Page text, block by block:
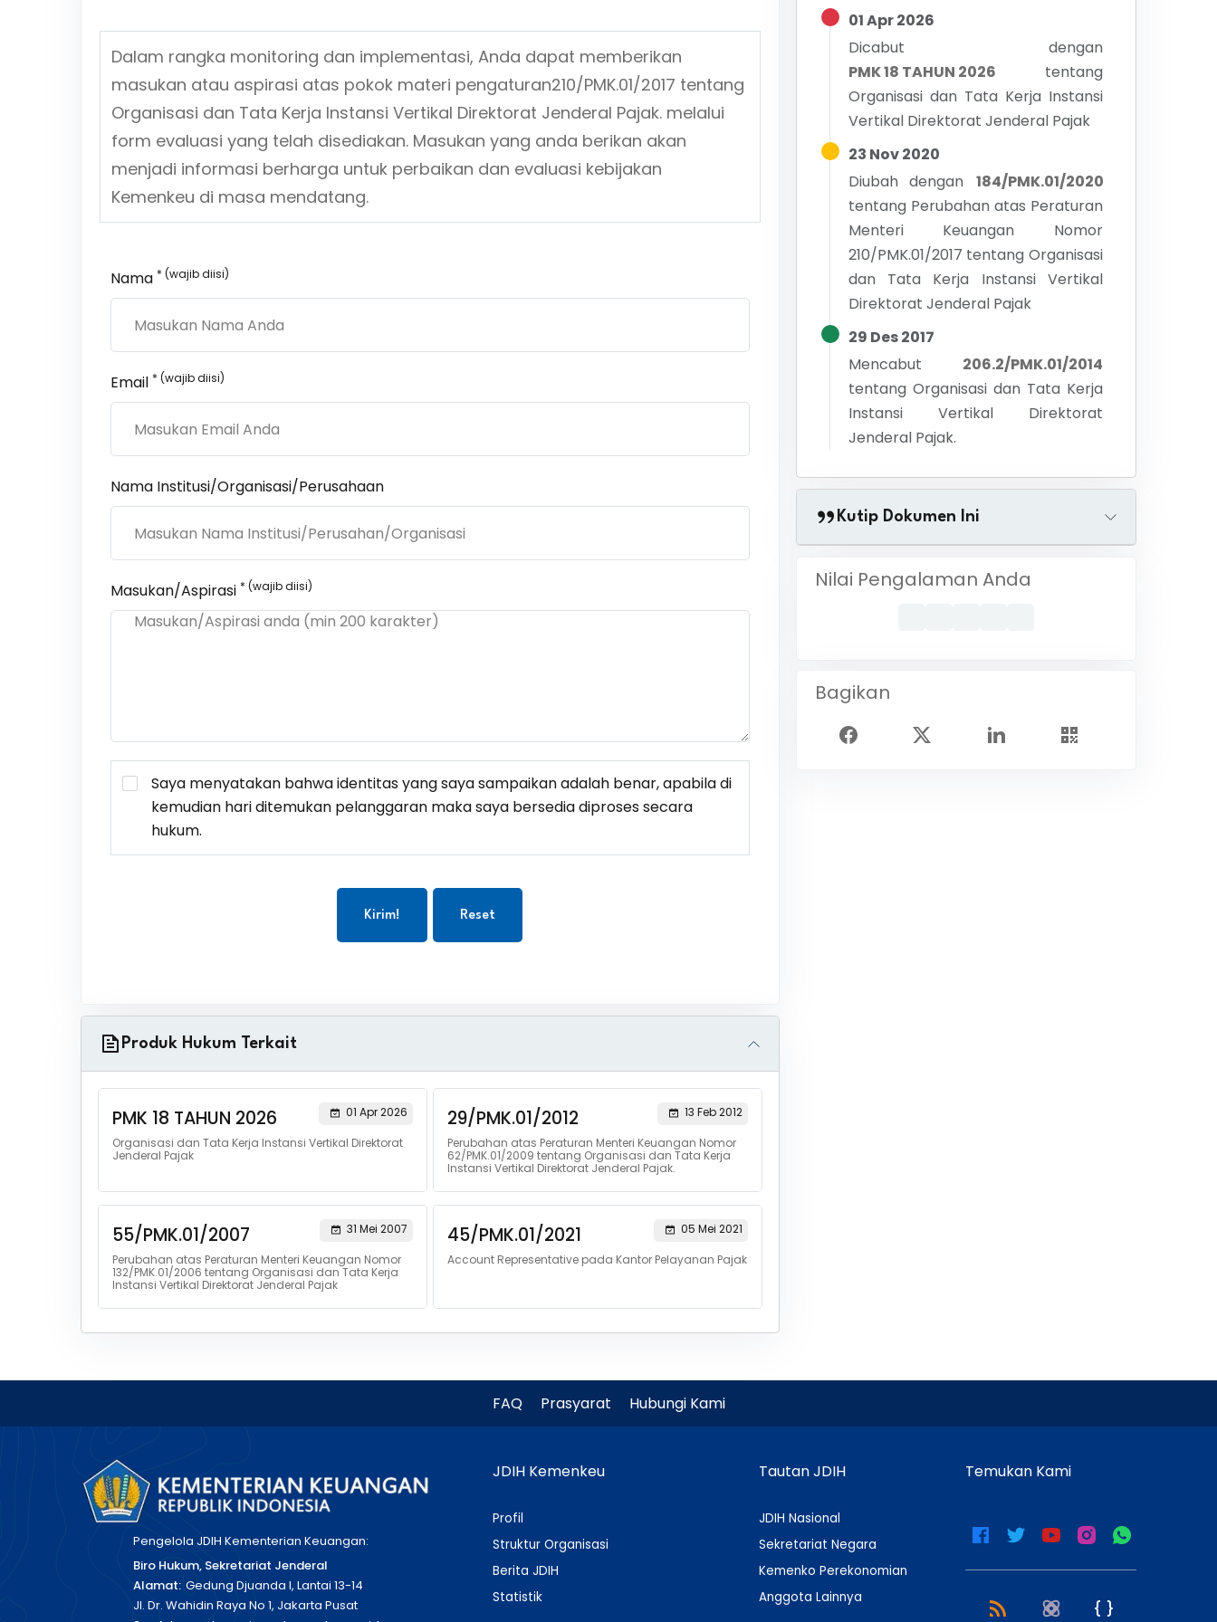
Dalam rangka monitoring dan implementasi, Anda dapat memberikan
masukan atau aspirasi atas pokok materi pengaturan210/PMK.01/2017 tentang
Organisasi dan Tata Kerja Instansi Vertikal Direktorat Jenderal Pajak.melalui
form evaluasi yang telah disediakan. Masukan yang anda berikan akan
menjadi informasi berharga untuk perbaikan dan evaluasi kebijakan
Kemenkeu di masa mendatang.
Nama * (wajib diisi)
Email * (wajib diisi)
Nama Institusi/Organisasi/Perusahaan
Masukan/Aspirasi * (wajib diisi)
Saya menyatakan bahwa identitas yang saya sampaikan adalah benar, apabila di
kemudian hari ditemukan pelanggaran maka saya bersedia diproses secara
hukum.
Kirim! Reset
Produk Hukum Terkait
PMK 18 TAHUN 2026
01 Apr 2026
Organisasi dan Tata Kerja Instansi Vertikal Direktorat
Jenderal Pajak
29/PMK.01/2012
13 Feb 2012
Perubahan atas Peraturan Menteri Keuangan Nomor
62/PMK.01/2009 tentang Organisasi dan Tata Kerja
Instansi Vertikal Direktorat Jenderal Pajak.
55/PMK.01/2007
31 Mei 2007
Perubahan atas Peraturan Menteri Keuangan Nomor
132/PMK.01/2006 tentang Organisasi dan Tata Kerja
Instansi Vertikal Direktorat Jenderal Pajak
45/PMK.01/2021
05 Mei 2021
Account Representative pada Kantor Pelayanan Pajak
01 Apr 2026
Dicabut dengan
PMK 18 TAHUN 2026
tentang
Organisasi dan Tata Kerja Instansi
Vertikal Direktorat Jenderal Pajak
23 Nov 2020
Diubah dengan
184/PMK.01/2020
tentang Perubahan atas Peraturan
Menteri Keuangan Nomor
210/PMK.01/2017 tentang Organisasi
dan Tata Kerja Instansi Vertikal
Direktorat Jenderal Pajak
29 Des 2017
Mencabut
206.2/PMK.01/2014
tentang Organisasi dan Tata Kerja
Instansi Vertikal Direktorat
Jenderal Pajak.
Kutip Dokumen Ini
Nilai Pengalaman Anda
Bagikan
FAQ Prasyarat Hubungi Kami
Pengelola JDIH Kementerian Keuangan:
Biro Hukum, Sekretariat Jenderal
Alamat: Gedung Djuanda I, Lantai 13-14
Jl. Dr. Wahidin Raya No 1, Jakarta Pusat
JDIH Kemenkeu
Profil
Struktur Organisasi
Berita JDIH
Statistik
Tautan JDIH
JDIH Nasional
Sekretariat Negara
Kemenko Perekonomian
Anggota Lainnya
Temukan Kami